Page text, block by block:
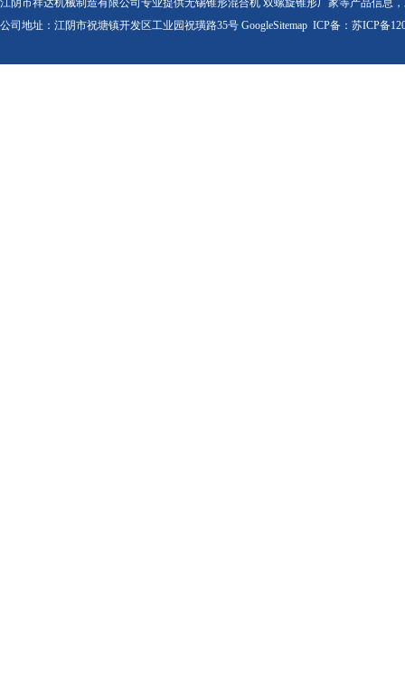
江阴市祥达机械制造有限公司专业提供无锡锥形混合机 双螺旋锥形厂家等产品信息
公司地址：江阴市祝塘镇开发区工业园祝璜路35号 GoogleSitemap ICP备： 苏ICP备